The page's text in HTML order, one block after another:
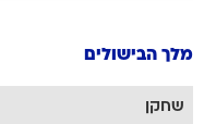
מלך הבישולים
שחקן